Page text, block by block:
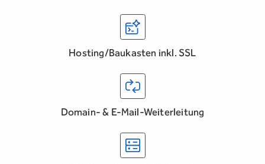
Hosting/Baukasten inkl. SSL
Domain- & E-Mail-Weiterleitung